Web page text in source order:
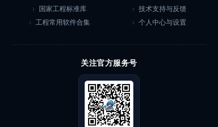
国家工程标准库
工程常用软件合集
技术支持与反馈
个人中心与设置
关注官方服务号